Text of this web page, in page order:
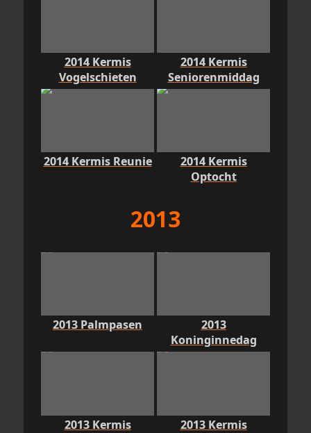
2014 Kermis
Vogelschieten
2014 Kermis
Seniorenmiddag
2014 Kermis Reunie
2014 Kermis
Optocht
2013
2013 Palmpasen
2013
Koninginnedag
2013 Kermis
2013 Kermis